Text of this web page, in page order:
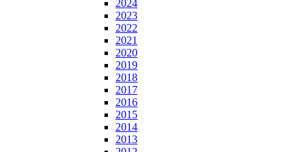
2024
2023
2022
2021
2020
2019
2018
2017
2016
2015
2014
2013